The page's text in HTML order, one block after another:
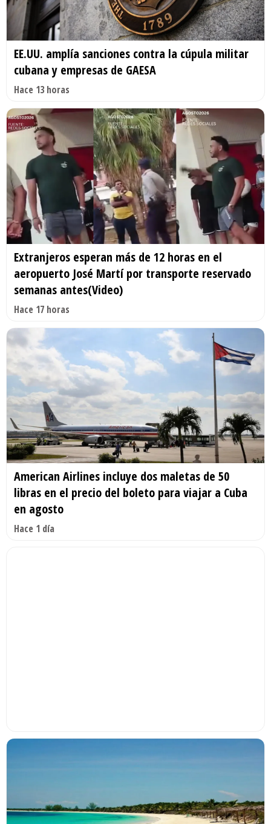
EE.UU. amplía sanciones contra la cúpula militar
cubana y empresas de GAESA
Hace 13 horas
Extranjeros esperan más de 12 horas en el
aeropuerto José Martí por transporte reservado
semanas antes(Video)
Hace 17 horas
American Airlines incluye dos maletas de 50
libras en el precio del boleto para viajar a Cuba
en agosto
Hace 1 día